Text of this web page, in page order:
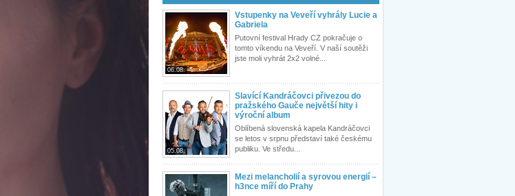
06.08.
Vstupenky na Veveří vyhrály Lucie a
Gabriela
Putovní festival Hrady CZ pokračuje o
tomto víkendu na Veveří. V naší soutěži
jste moli vyhrát 2x2 volné...
05.08.
Slavící Kandráčovci přivezou do
pražského Gauče největší hity i
výroční album
Oblíbená slovenská kapela Kandráčovci
se letos v srpnu představí také českému
publiku. Ve středu...
Mezi melancholií a syrovou energií –
h3nce míří do Prahy